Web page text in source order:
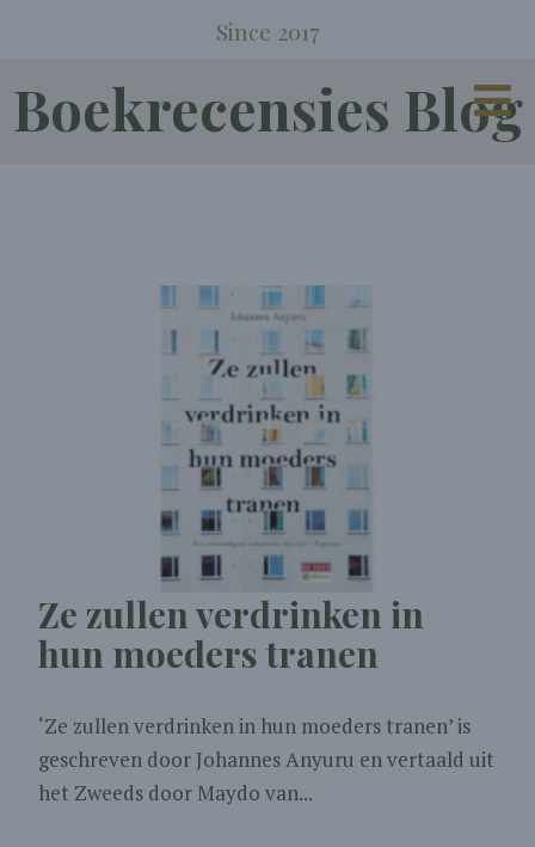
Since 2017
Boekrecensies Blog
Ze zullen verdrinken in
hun moeders tranen
‘Ze zullen verdrinken in hun moeders tranen’ is
geschreven door Johannes Anyuru en vertaald uit
het Zweeds door Maydo van...